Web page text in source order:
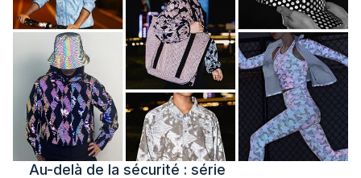
Au-delà de la sécurité : série